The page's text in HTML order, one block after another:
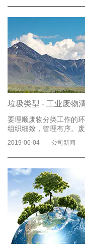
楼”。如果将这些电子废
5％。 在英国，废旧电
条，已成为循环经济的
善活动联系起来，以实
了解更多
垃圾类型 - 工业废物
要理顺废物分类工作的
组织细致，管理有序。
源。有必要协调分类存
进分类和收集。运输和
关系。分类存储和分类
管理者，分类收集和运
些实体之间的相互促进
类废纸，塑料，玻璃，
纸，期刊，书籍，各种
2019-06-04 公司新闻